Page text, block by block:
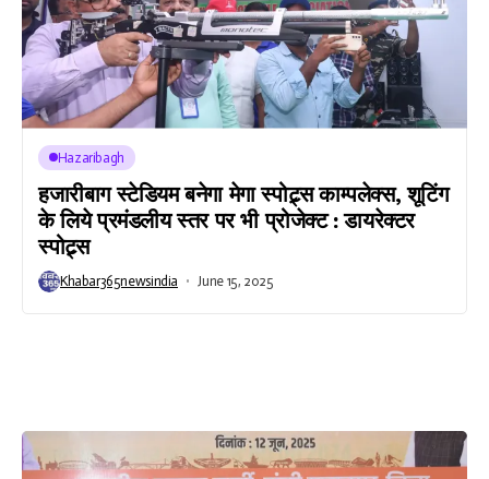
Hazaribagh
हजारीबाग स्टेडियम बनेगा मेगा स्पोट्र्स काम्पलेक्स, शूटिंग
के लिये प्रमंडलीय स्तर पर भी प्रोजेक्ट : डायरेक्टर
स्पोट्र्स
Khabar365newsindia June 15, 2025